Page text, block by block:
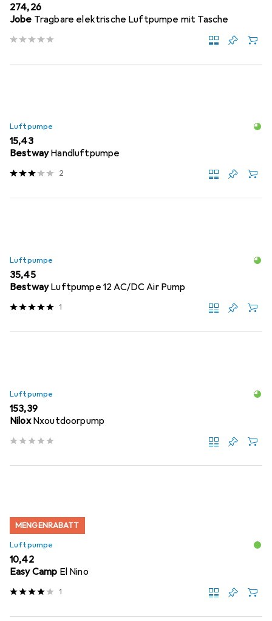
EUR
274,26
Jobe Tragbare elektrische Luftpumpe mit Tasche
Luftpumpe
EUR
15,43
BestwayHandluftpumpe
2
Luftpumpe
EUR
35,45
BestwayLuftpumpe 12 AC/DC Air Pump
1
Luftpumpe
EUR
153,39
Nilox Nxoutdoorpump
MENGENRABATT
Luftpumpe
EUR
10,42
Easy Camp El Nino
1